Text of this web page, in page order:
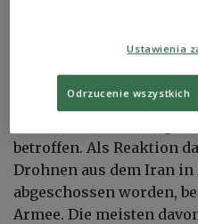
Angaben militärische
angegriffen. Laut
anderem die
betroffen. Als Reaktion
Drohnen aus dem Iran
abgeschossen worden,
Armee. Die meisten
Ustawienia
Odrzucenie wszystkich